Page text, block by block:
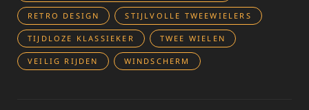
RETRO DESIGN STIJLVOLLE TWEEWIELERS
TIJDLOZE KLASSIEKER TWEE WIELEN
VEILIG RIJDEN WINDSCHERM